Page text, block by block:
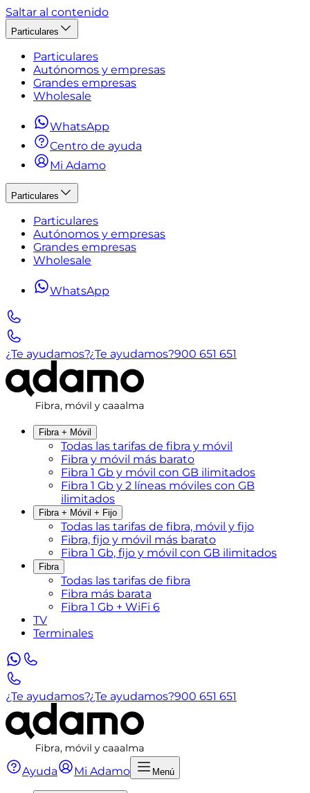
Saltar al contenido
Particulares
Particulares
Autónomos y empresas
Grandes empresas
Wholesale
WhatsApp
Centro de ayuda
Mi Adamo
Particulares
Particulares
Autónomos y empresas
Grandes empresas
Wholesale
WhatsApp
¿Te ayudamos?¿Te ayudamos?900 651 651
Fibra + Móvil
Todas las tarifas de fibra y móvil
Fibra y móvil más barato
Fibra 1 Gb y móvil con GB ilimitados
Fibra 1 Gb y 2 líneas móviles con GB
ilimitados
Fibra + Móvil + Fijo
Todas las tarifas de fibra, móvil y fijo
Fibra, fijo y móvil más barato
Fibra 1 Gb, fijo y móvil con GB ilimitados
Fibra
Todas las tarifas de fibra
Fibra más barata
Fibra 1 Gb + WiFi 6
TV
Terminales
¿Te ayudamos?¿Te ayudamos?900 651 651
Ayuda Mi Adamo Menú